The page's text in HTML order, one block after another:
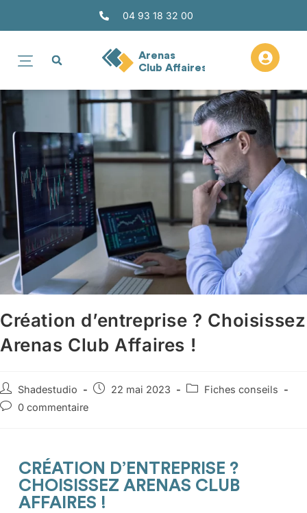
04 93 18 32 00
Arenas
Club Affaires
Création d’entreprise ? Choisissez
Arenas Club Affaires !
Shadestudio 22 mai 2023
Fiches conseils
0 commentaire
CRÉATION D’ENTREPRISE ?
CHOISISSEZ ARENAS CLUB
AFFAIRES !